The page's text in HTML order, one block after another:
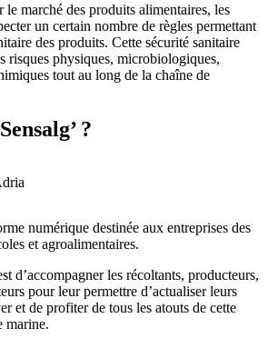
marché des produits alimentaires, les
un certain nombre de règles permettant
des produits. Cette sécurité sanitaire
risques physiques, microbiologiques,
tout au long de la chaîne de
?
numérique destinée aux entreprises des
et agroalimentaires.
d’accompagner les récoltants, producteurs,
pour leur permettre d’actualiser leurs
et de profiter de tous les atouts de cette
marine.